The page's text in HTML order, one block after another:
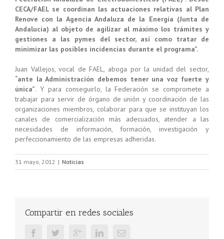
CECA/FAEL se coordinan las actuaciones relativas al Plan
Renove con la Agencia Andaluza de la Energía (Junta de
Andalucía) al objeto de agilizar al máximo los trámites y
gestiones a las pymes del sector, así como tratar de
minimizar las posibles incidencias durante el programa”.
Juan Vallejos, vocal de FAEL, aboga por la unidad del sector,
“ante la Administración debemos tener una voz fuerte y
única”. Y para conseguirlo, la Federación se compromete a
trabajar para servir de órgano de unión y coordinación de las
organizaciones miembros, colaborar para que se instituyan los
canales de comercialización más adecuados, atender a las
necesidades de información, formación, investigación y
perfeccionamiento de las empresas adheridas.
31 mayo, 2012 | Noticias
Compartir en redes sociales